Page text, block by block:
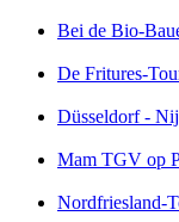
Bei de Bio-
De Fritures-
Düsseldorf -
Mam TGV op
Nordfriesland-